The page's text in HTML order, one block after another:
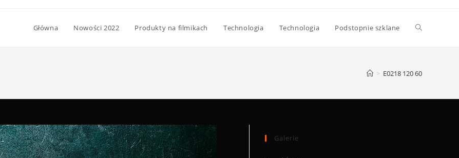
Główna Nowości 2022 Produkty na filmikach Technologia Technologia Podstopnie szklane
> E0218 120 60
Galerie